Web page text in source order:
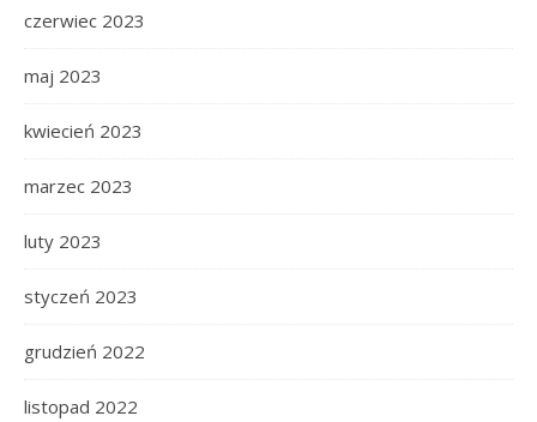
czerwiec 2023
maj 2023
kwiecień 2023
marzec 2023
luty 2023
styczeń 2023
grudzień 2022
listopad 2022